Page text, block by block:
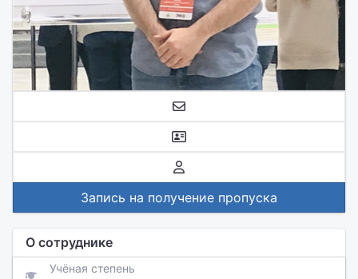
Запись на получение пропуска
О сотруднике
Учёная степень